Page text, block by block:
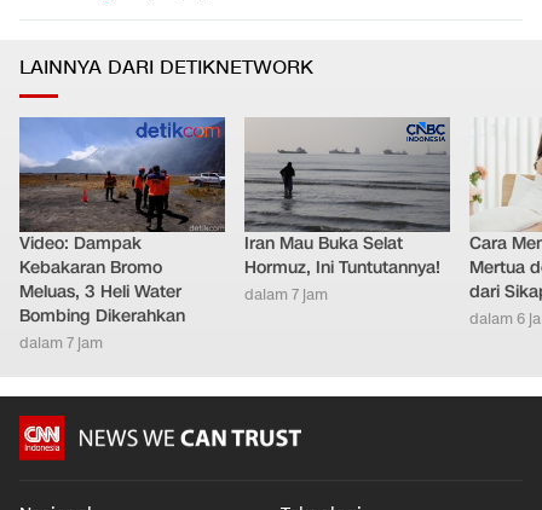
LAINNYA DARI DETIKNETWORK
Video: Dampak
Kebakaran Bromo
Meluas, 3 Heli Water
Bombing Dikerahkan
dalam 7 jam
Iran Mau Buka Selat
Hormuz, Ini Tuntutannya!
dalam 7 jam
Cara
Mertua
dari
dalam 6